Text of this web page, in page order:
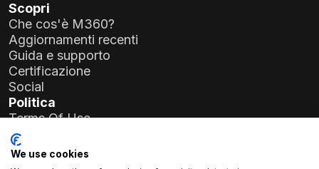
Scopri
Che cos'è M360?
Aggiornamenti recenti
Guida e supporto
Certificazione
Social
Politica
Terms Of Use
Privacy Policy
General Data Protection Regulation (GDPR)
We use cookies